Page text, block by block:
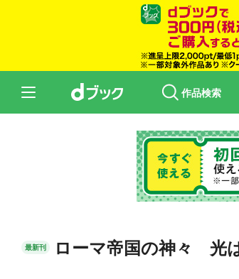
作品検索
最新刊 ローマ帝国の神々 光